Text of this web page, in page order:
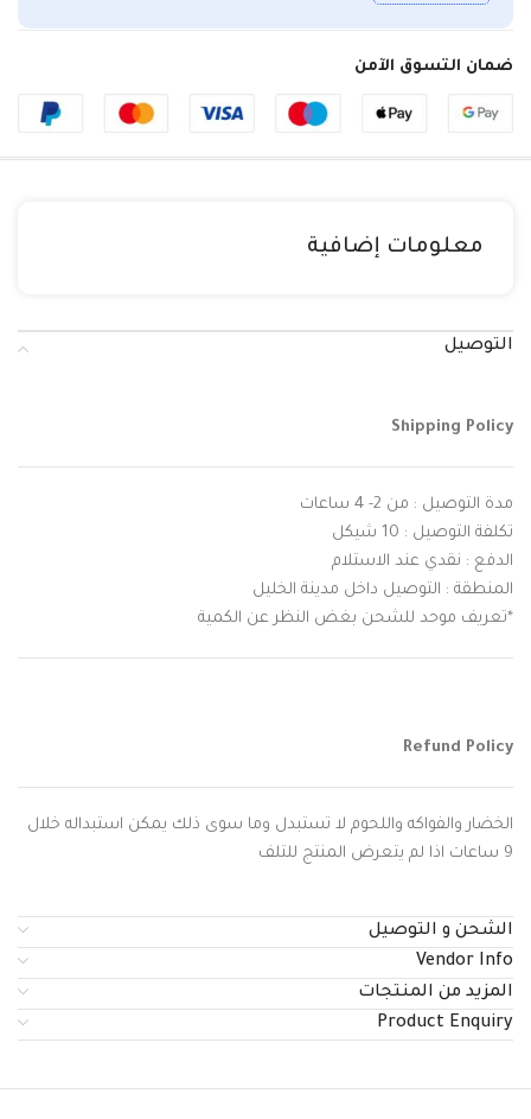
ضمان التسوق الآمن
معلومات إضافية
التوصيل
Shipping Policy
مدة التوصيل : من 2- 4 ساعات
تكلفة التوصيل : 10 شيكل
الدفع : نقدي عند الاستلام
المنطقة : التوصيل داخل مدينة الخليل
*تعريف موحد للشحن بغض النظر عن الكمية
Refund Policy
الخضار والفواكه واللحوم لا تستبدل وما سوى ذلك يمكن استبداله خلال
9 ساعات اذا لم يتعرض المنتج للتلف
الشحن و التوصيل
Vendor Info
المزيد من المنتجات
Product Enquiry